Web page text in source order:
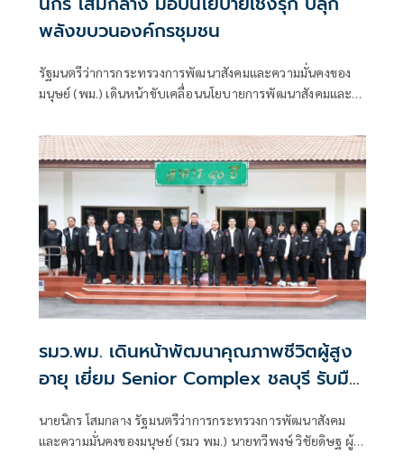
พลังขบวนองค์กรชุมชน
รัฐมนตรีว่าการกระทรวงการพัฒนาสังคมและความมั่นคงของ
มนุษย์ (พม.) เดินหน้าขับเคลื่อนนโยบายการพัฒนาสังคมและ
นโยบายการบริหารงานแก่สถาบันพัฒนาองค์กรชุมชน
(องค์การมหาชน) หรือ พอช. เน้นย้ำการเสริมสร้างธรรมาภิบาล
ยกระดับคุณภาพชีวิต และสนับสนุนพลังการจัดการตนเองของ
องค์กรชุมชนทั่วประเทศเพื่อความยั่งยืนจากฐานราก
รมว.พม. เดินหน้าพัฒนาคุณภาพชีวิตผู้สูง
อายุ เยี่ยม Senior Complex ชลบุรี รับมือ
นายนิกร โสมกลาง รัฐมนตรีว่าการกระทรวงการพัฒนาสังคม
และความมั่นคงของมนุษย์ (รมว พม.) นายทวีพงษ์ วิชัยดิษฐ ผู้